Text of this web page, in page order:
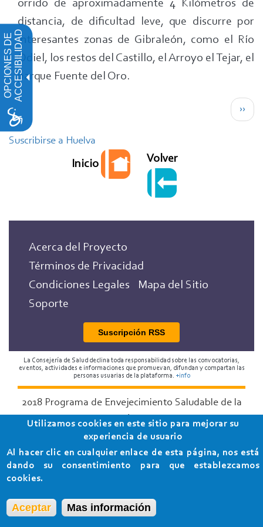
OPCIONES DEACCESIBILIDAD
orrido de aproximadamente 4 Kilómetros de
distancia, de dificultad leve, que discurre por
interesantes zonas de Gibraleón, como el Río
Odiel, los restos del Castillo, el Arroyo el Tejar, el
parque Fuente del Oro.
Paginación
››
Suscribirse a Huelva
Inicio Volver
Acerca del Proyecto
Términos de Privacidad
Condiciones Legales
Mapa del Sitio
Soporte
Suscripción RSS
La Consejería de Salud declina toda responsabilidad sobre las convocatorias,
eventos, actividades e informaciones que promuevan, difundan y compartan las
personas usuarias de la plataforma. +info
2018 Programa de Envejecimiento Saludable de la
Consejería de Salud
Utilizamos cookies en este sitio para mejorar su
experiencia de usuario
Al hacer clic en cualquier enlace de esta página, nos está
dando su consentimiento para que establezcamos
cookies.
Aceptar Mas información